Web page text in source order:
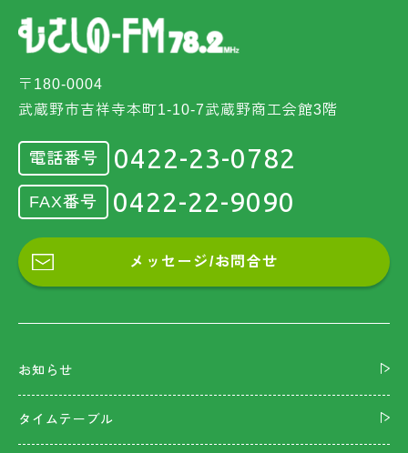
〒180-0004
武蔵野市吉祥寺本町1-10-7武蔵野商工会館3階
電話番号 0422-23-0782
FAX番号 0422-22-9090
メッセージ/お問合せ
お知らせ
タイムテーブル